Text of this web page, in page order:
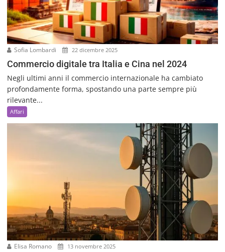
Sofia Lombardi 22 dicembre 2025
Commercio digitale tra Italia e Cina nel 2024
Negli ultimi anni il commercio internazionale ha cambiato
profondamente forma, spostando una parte sempre più
rilevante...
Affari
Elisa Romano 13 novembre 2025